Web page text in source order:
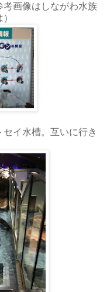
考画像はしながわ水族
イ水槽。互いに行き